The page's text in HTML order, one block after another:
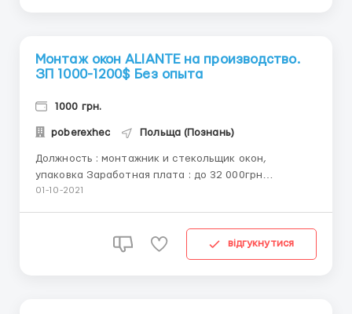
Монтаж окон ALIANTE на производство.
ЗП 1000-1200$ Без опыта
1000 грн.
poberexhec Польща (Познань)
Должность : монтажник и стекольщик окон,
упаковка Заработная плата : до 32 000грн
Требования: мужчины 25 - 50 лет Обязанности:
Okna - это компания, которая ориентируется
01-10-2021
відгукнутися